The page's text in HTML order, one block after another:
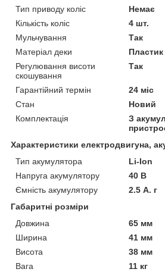
Тип приводу коліс
Немає
Кількість коліс
4 шт.
Мульчування
Так
Матеріал деки
Пластик
Регулювання висоти
скошування
Так
Гарантійний термін
24 міс
Стан
Новий
Комплектація
З
Характеристики електродвигуна,
Тип акумулятора
Li-Ion
Напруга акумулятору
40 В
Ємність акумулятору
2.5 А. г
Габаритні розміри
Довжина
65 мм
Ширина
41 мм
Висота
38 мм
Вага
11 кг